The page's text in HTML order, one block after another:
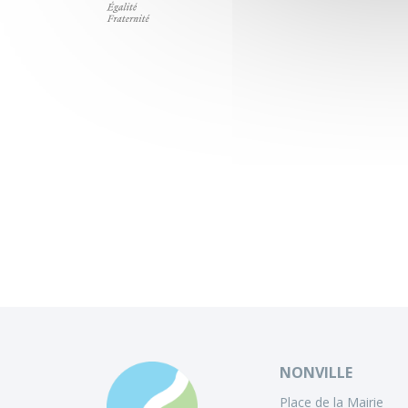
NONVILLE
Place de la Mairie